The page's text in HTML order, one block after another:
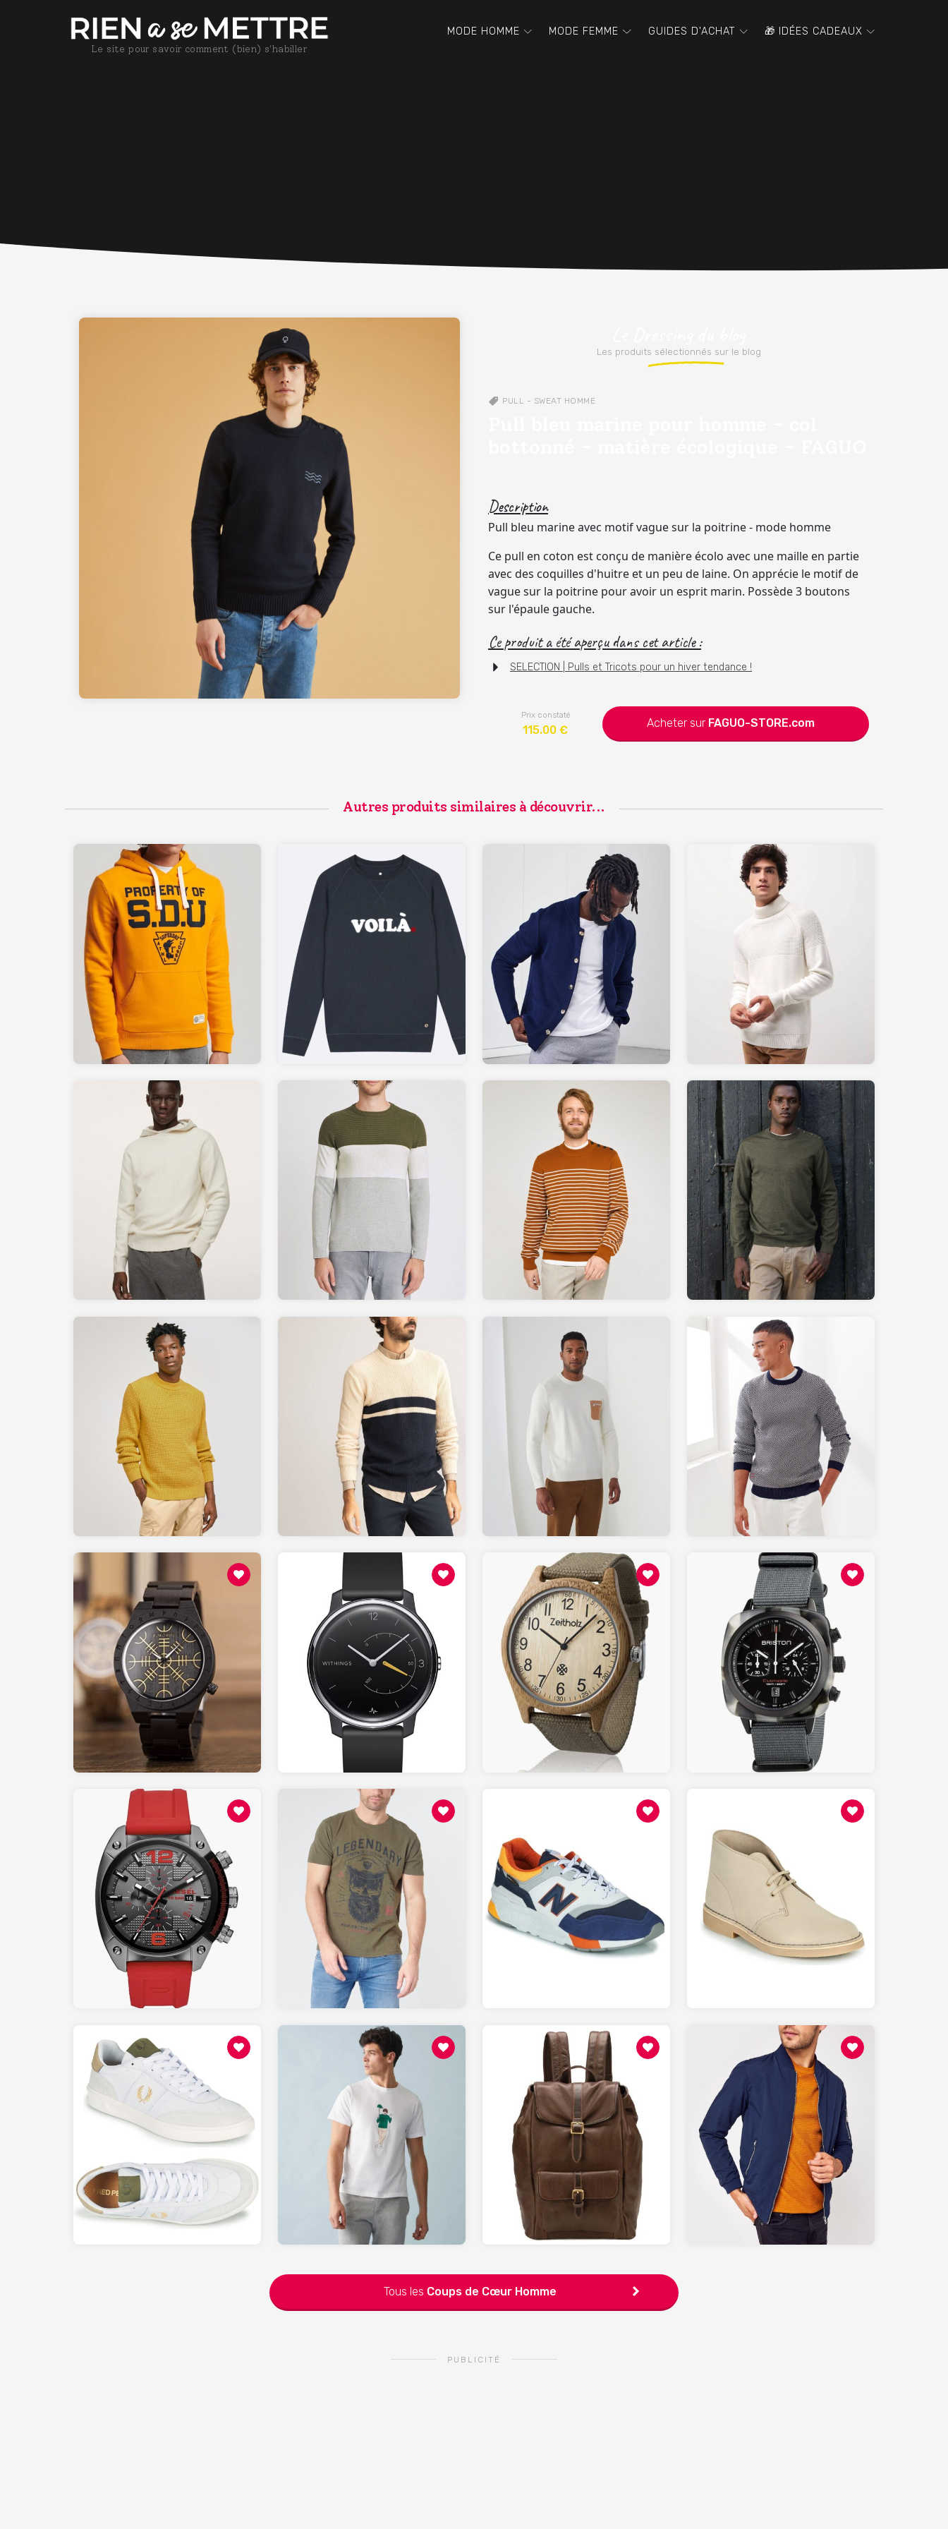
Le site pour savoir comment (bien) s'habiller
MODE HOMME MODE FEMME GUIDES D'ACHAT 🎁 IDÉES CADEAUX
Les produits sélectionnés sur le blog
PULL - SWEAT HOMME
Description
Pull bleu marine avec motif vague sur la poitrine - mode homme
Ce pull en coton est conçu de manière écolo avec une maille en partie
avec des coquilles d'huitre et un peu de laine. On apprécie le motif de
vague sur la poitrine pour avoir un esprit marin. Possède 3 boutons
sur l'épaule gauche.
Ce produit a été aperçu dans cet article :
SELECTION | Pulls et Tricots pour un hiver tendance !
Prix constaté
115.00 €
Acheter sur FAGUO-STORE.com
Autres produits similaires à découvrir...
79.99 220.00
LESLIPFRANCAIS.fr LAREDOUTE.fr
MANGO.com
39.99
JULES.com
BALIBARIS.com
49.99
JULES.com
29.99
LAREDOUTE.fr
159.00
LESLIPFRANCAIS.fr
50.00
AMAZON.fr
99.95
AMAZON.fr
70.00
AMAZON.fr
330.00
AMAZON.fr
145.00
AMAZON.fr
17.99
SPARTOO.fr
109
SPARTOO.fr
139
SPARTOO.fr
115
SPARTOO.fr
LESLIPFRANCAIS.fr
219
SPARTOO.fr
SARENZA.com
Tous les Coups de Cœur Homme
PUBLICITÉ